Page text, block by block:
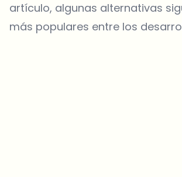
artículo, algunas alternativas
más populares entre los